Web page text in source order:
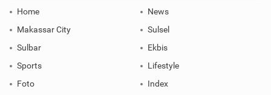
Home
News
Makassar City
Sulsel
Sulbar
Ekbis
Sports
Lifestyle
Foto
Index